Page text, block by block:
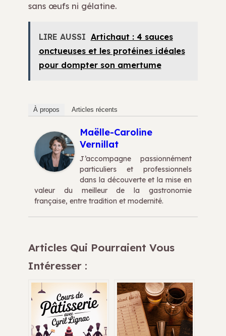
sans œufs ni gélatine.
LIRE AUSSI Artichaut : 4 sauces
onctueuses et les protéines idéales
pour dompter son amertume
À propos Articles récents
Maëlle-Caroline
Vernillat
J’accompagne passionnément
particuliers et professionnels
dans la découverte et la mise en
valeur du meilleur de la gastronomie
française, entre tradition et modernité.
Articles Qui Pourraient Vous
Intéresser :